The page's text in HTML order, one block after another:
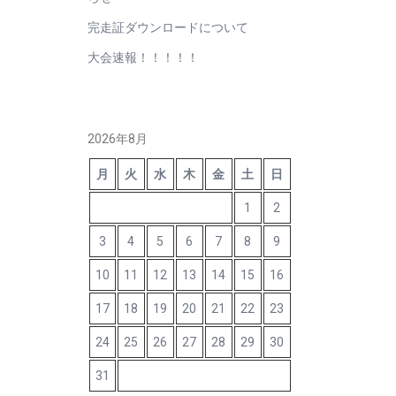
完走証ダウンロードについて
大会速報！！！！！
2026年8月
月 火 水 木 金 土 日
1 2
3 4 5 6 7 8 9
10 11 12 13 14 15 16
17 18 19 20 21 22 23
24 25 26 27 28 29 30
31